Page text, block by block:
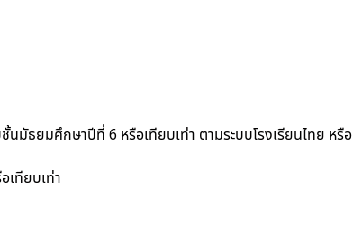
มัธยมศึกษาปีที่ 6 หรือเทียบเท่า ตามระบบโรงเรียนไทย หรือ
เทียบเท่า